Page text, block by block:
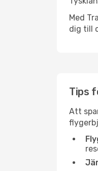
Med
dig till
Tips
Att